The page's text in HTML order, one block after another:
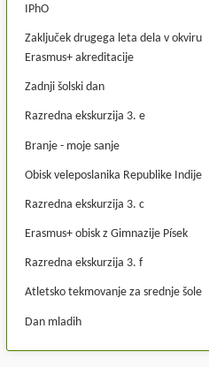
IPhO
Zaključek drugega leta dela v okviru
Erasmus+ akreditacije
Zadnji šolski dan
Razredna ekskurzija 3. e
Branje - moje sanje
Obisk veleposlanika Republike Indije
Razredna ekskurzija 3. c
Erasmus+ obisk z Gimnazije Písek
Razredna ekskurzija 3. f
Atletsko tekmovanje za srednje šole
Dan mladih